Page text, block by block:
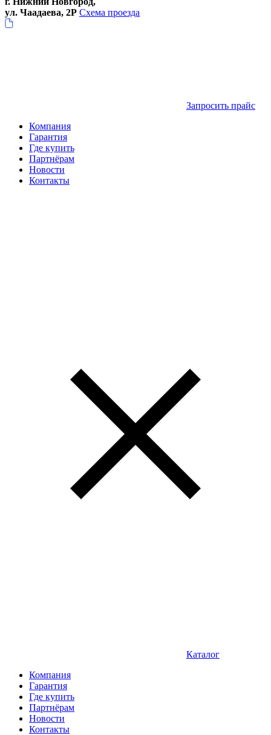
ул. Чаадаева, 2Р Схема проезда
Запросить прайс
Компания
Гарантия
Где купить
Партнёрам
Новости
Контакты
Каталог
Компания
Гарантия
Где купить
Партнёрам
Новости
Контакты